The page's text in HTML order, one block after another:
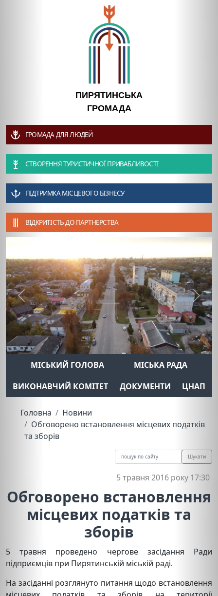
ПИРЯТИНСЬКА
ГРОМАДА
ГРОМАДА ДЛЯ ЛЮДЕЙ
СТВОРЕННЯ ТУРИСТИЧНОЇ ПРИВАБЛИВОСТІ
ПІДТРИМКА МІСЦЕВОГО БІЗНЕСУ
ВІДКРИТІСТЬ ДО ПАРТНЕРСТВА
Previous Next
МІСЬКИЙ ГОЛОВА
МІСЬКА РАДА
ВИКОНАВЧИЙ КОМІТЕТ
ДОКУМЕНТИ ЦНАП
Головна
Новини
Обговорено встановлення місцевих податків
та зборів
Шукати
5 травня 2016 року 17:30
Обговорено встановлення
місцевих податків та
зборів
5 травня проведено чергове засідання Ради
підприємців при Пирятинській міській раді.
На засіданні розглянуто питання щодо встановлення